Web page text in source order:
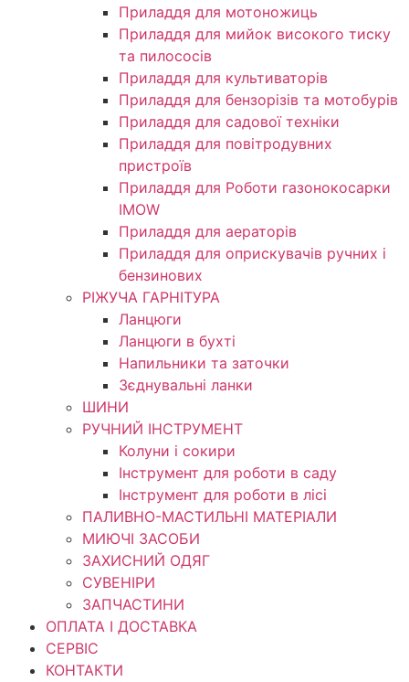
Приладдя для мотоножиць
Приладдя для мийок високого тиску
та пилососів
Приладдя для культиваторів
Приладдя для бензорізів та мотобурів
Приладдя для садової техніки
Приладдя для повітродувних
пристроїв
Приладдя для Роботи газонокосарки
IMOW
Приладдя для аераторів
Приладдя для оприскувачів ручних і
бензинових
РІЖУЧА ГАРНІТУРА
Ланцюги
Ланцюги в бухті
Напильники та заточки
Зєднувальні ланки
ШИНИ
РУЧНИЙ ІНСТРУМЕНТ
Колуни і сокири
Інструмент для роботи в саду
Інструмент для роботи в лісі
ПАЛИВНО-МАСТИЛЬНІ МАТЕРІАЛИ
МИЮЧІ ЗАСОБИ
ЗАХИСНИЙ ОДЯГ
СУВЕНІРИ
ЗАПЧАСТИНИ
ОПЛАТА І ДОСТАВКА
СЕРВІС
КОНТАКТИ